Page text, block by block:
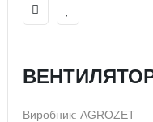
ВЕНТИЛЯТОР
Виробник: AGROZET